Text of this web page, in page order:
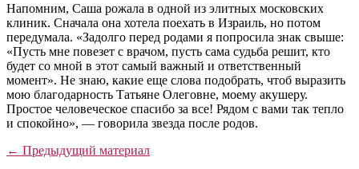
Напомним, Саша рожала в одной из элитных московских
клиник. Сначала она хотела поехать в Израиль, но потом
передумала. «Задолго перед родами я попросила знак свыше:
«Пусть мне повезет с врачом, пусть сама судьба решит, кто
будет со мной в этот самый важный и ответственный
момент». Не знаю, какие еще слова подобрать, чтоб выразить
мою благодарность Татьяне Олеговне, моему акушеру.
Простое человеческое спасибо за все! Рядом с вами так тепло
и спокойно», — говорила звезда после родов.
← Предыдущий материал